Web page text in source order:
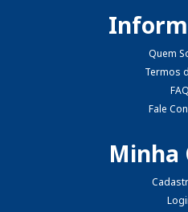
Quem
Termos
FAQ
Fale
Minha